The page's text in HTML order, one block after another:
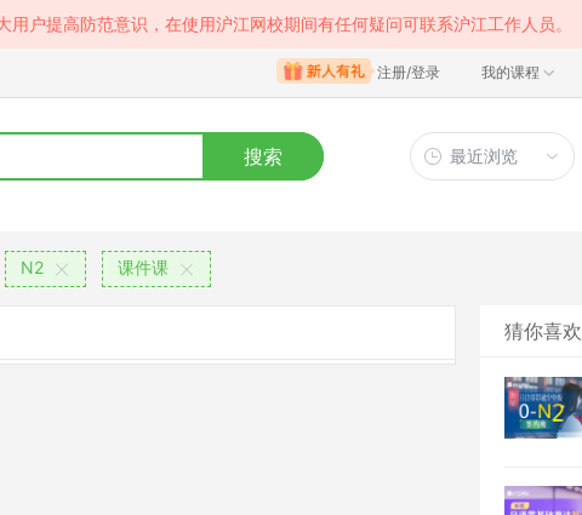
户提高防范意识，在使用沪江网校期间有任何疑问可联系沪江工作人员。
注册/登录 我的课程
搜索 最近浏览
N2 课件课
猜你喜欢